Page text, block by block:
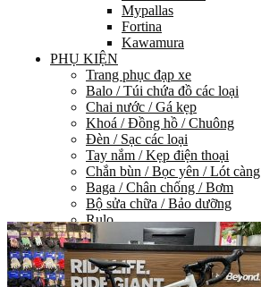
Mypallas
Fortina
Kawamura
PHỤ KIỆN
Trang phục đạp xe
Balo / Túi chứa đồ các loại
Chai nước / Gá kẹp
Khoá / Đồng hồ / Chuông
Đèn / Sạc các loại
Tay nắm / Kẹp điện thoại
Chắn bùn / Bọc yên / Lót càng
Baga / Chân chống / Bơm
Bộ sửa chữa / Bảo dưỡng
Rulo
Phụ kiện khác
PHỤ TÙNG
HỆ THỐNG TRUYỀN LỰC
Group